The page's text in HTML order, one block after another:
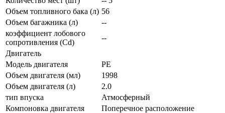
Объем топливного бака (л) 56
Объем багажника (л)
--
коэффициент лобового
сопротивления (Cd)
--
Двигатель
Модель двигателя
PE
Объем двигателя (мл)
1998
Объем двигателя (л)
2.0
тип впуска
Атмосферный
Компоновка двигателя
Поперечное расположение